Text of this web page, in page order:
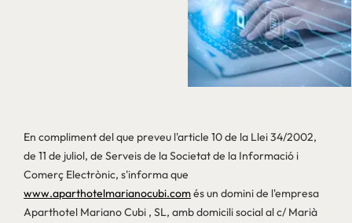
En compliment del que preveu l'article 10 de la Llei 34/2002,
de 11 de juliol, de Serveis de la Societat de la Informació i
Comerç Electrònic, s'informa que
www.aparthotelmarianocubi.comés un domini de l'empresa
Aparthotel Mariano Cubi , SL, amb domicili social al c/ Marià